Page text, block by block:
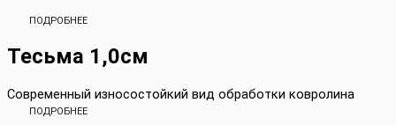
ПОДРОБНЕЕ
Тесьма 1,0см
Современный износостойкий вид обработки ковролина
ПОДРОБНЕЕ